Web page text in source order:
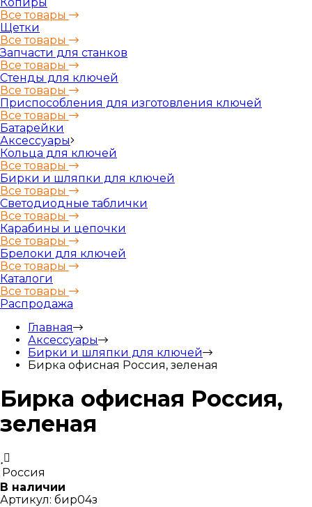
Все товары
Щетки
Все товары
Запчасти для станков
Все товары
Стенды для ключей
Все товары
Приспособления для изготовления ключей
Все товары
Батарейки
Аксессуары
Кольца для ключей
Все товары
Бирки и шляпки для ключей
Все товары
Светодиодные таблички
Все товары
Карабины и цепочки
Все товары
Брелоки для ключей
Все товары
Каталоги
Все товары
Распродажа
Главная
Аксессуары
Бирки и шляпки для ключей
Бирка офисная Россия, зеленая
Бирка офисная Россия,
зеленая
Россия
В наличии
Артикул: бир04з